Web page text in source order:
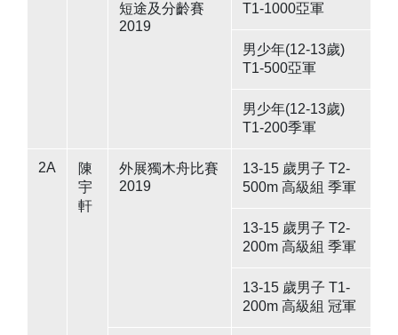
短途及分齡賽
2019
T1-1000亞軍
男少年(12-13歲)
T1-500亞軍
男少年(12-13歲)
T1-200季軍
2A
陳
宇
軒
外展獨木舟比賽
2019
13-15 歲男子 T2-
500m 高級組 季軍
13-15 歲男子 T2-
200m 高級組 季軍
13-15 歲男子 T1-
200m 高級組 冠軍